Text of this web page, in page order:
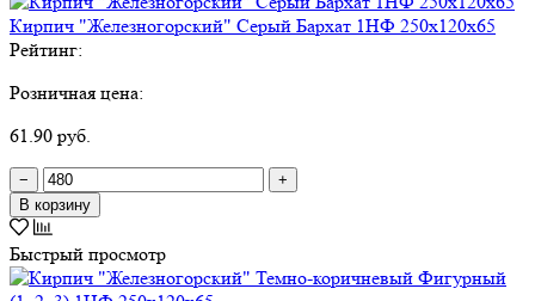
Кирпич "Железногорский" Серый Бархат 1НФ 250х120х65
Рейтинг:
Розничная цена:
61.90 руб.
−
+
В корзину
Быстрый просмотр